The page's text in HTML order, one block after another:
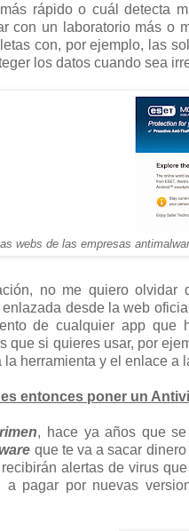
rápido o cuál detecta
con un laboratorio más o
con, por ejemplo, las
los datos cuando sea
webs de las empresas
no me quiero
desde la web
de cualquier app
que si quieres usar, por
herramienta y el enlace a
entonces poner un
, hace ya años que
que te va a sacar
recibirán alertas de virus
a pagar por nuevas